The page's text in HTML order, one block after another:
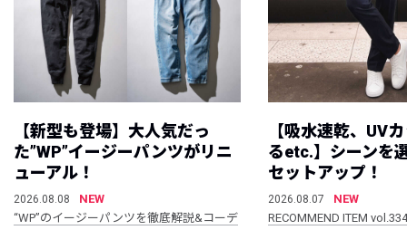
【新型も登場】大人気だっ
た”WP”イージーパンツがリニ
ューアル！
2026.08.08
NEW
“WP”のイージーパンツを徹底解説&コーデ
【吸水速乾、UV
るetc.】シーンを
セットアップ！
2026.08.07
NEW
RECOMMEND ITEM vol.334